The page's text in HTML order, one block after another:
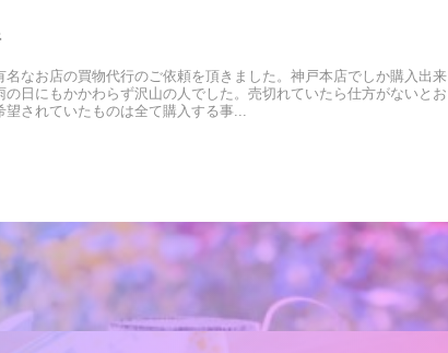
なお店の買物代行のご依頼を頂きました。神戸本店でしか購入出来
の日にもかかわらず沢山の人でした。売切れていたら仕方がないとお
望されていたものは全て購入する事...